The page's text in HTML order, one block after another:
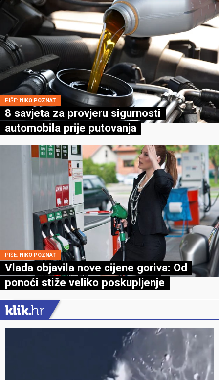
PIŠE: NIKO POZNAT
8 savjeta za provjeru sigurnosti
automobila prije putovanja
PIŠE: NIKO POZNAT
Vlada objavila nove cijene goriva: Od
ponoći stiže veliko poskupljenje